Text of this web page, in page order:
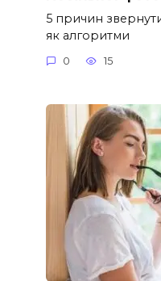
5 причин
як алгоритми
0 15